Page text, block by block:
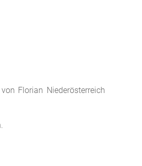
Florian Niederösterreich